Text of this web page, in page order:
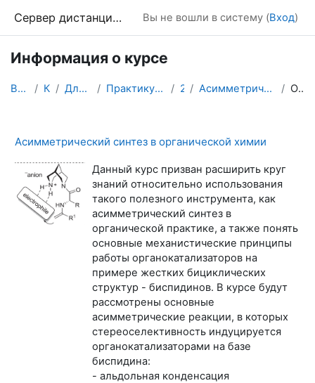
Сервер дистанционного обучения Химического факультета МГУ Вы не вошли в систему (Вход)
Информация о курсе
В начало Курсы Для аспирантов Практикум "ИКТ в образовании" 2020 Асимметрический синтез Далингер А.И. Описание
Асимметрический синтез в органической химии
Данный курс призван расширить круг
знаний относительно использования
такого полезного инструмента, как
асимметрический синтез в
органической практике, а также понять
основные механистические принципы
работы органокатализаторов на
примере жестких бициклических
структур - биспидинов. В курсе будут
рассмотрены основные
асимметрические реакции, в которых
стереоселективность индуцируется
органокатализаторами на базе
биспидина:
- альдольная конденсация